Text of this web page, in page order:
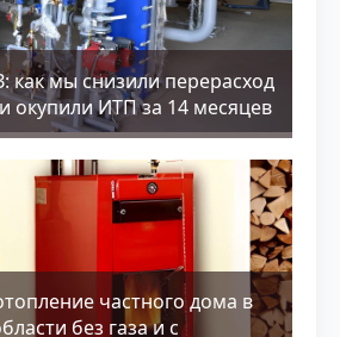
как мы снизили перерасход
окупили ИТП за 14 месяцев
частного дома в
без газа и с